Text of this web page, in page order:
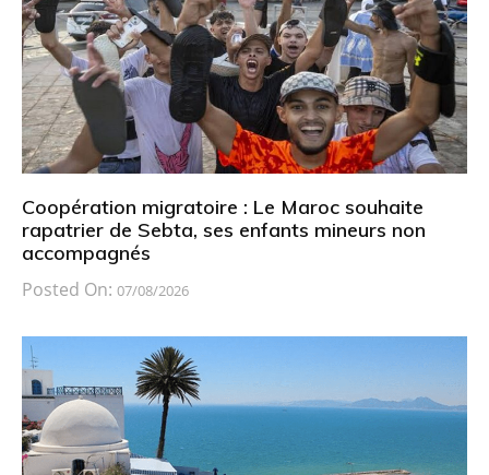
Coopération migratoire : Le Maroc souhaite
rapatrier de Sebta, ses enfants mineurs non
accompagnés
Posted On: 07/08/2026